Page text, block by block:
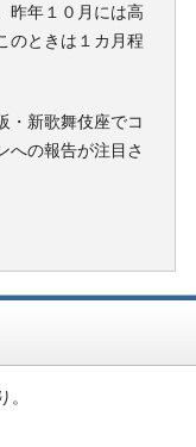
昨年１０月には高
のときは１カ月程
・新歌舞伎座でコ
への報告が注目さ